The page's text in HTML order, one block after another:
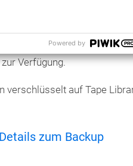
(SAN-integrierte
Verfügung.
auf Tape
zum Backup
Powered by